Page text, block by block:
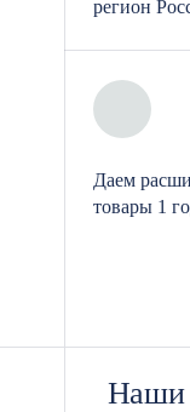
регион
Даем
товары 1
Наши